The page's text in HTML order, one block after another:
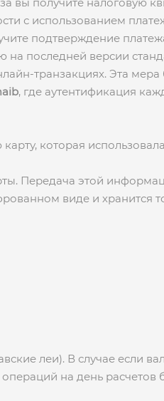
с использованием
подтверждение
последней версии
транзакциях. Эта
, где аутентификация
которая
Передача этой
виде и хранится
леи). В случае если
на день расчетов